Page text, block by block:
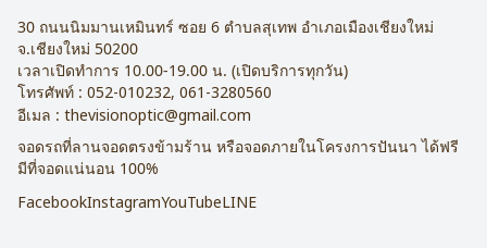
30 ถนนนิมมานเหมินทร์ ซอย 6 ตำบลสุเทพ อำเภอเมืองเชียงใหม่
จ.เชียงใหม่ 50200
เวลาเปิดทำการ 10.00-19.00 น. (เปิดบริการทุกวัน)
โทรศัพท์ : 052-010232, 061-3280560
อีเมล : thevisionoptic@gmail.com
จอดรถที่ลานจอดตรงข้ามร้าน หรือจอดภายในโครงการปันนา ได้ฟรี
มีที่จอดแน่นอน 100%
FacebookInstagramYouTubeLINE